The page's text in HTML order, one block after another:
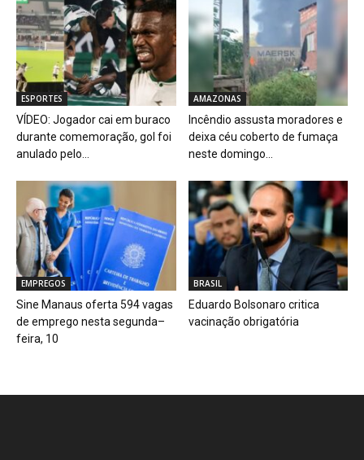
ESPORTES
VÍDEO: Jogador cai em buraco
durante comemoração, gol foi
anulado pelo...
AMAZONAS
Incêndio assusta moradores e
deixa céu coberto de fumaça
neste domingo...
EMPREGOS
Sine Manaus oferta 594 vagas
de emprego nesta segunda–
feira, 10
BRASIL
Eduardo Bolsonaro critica
vacinação obrigatória